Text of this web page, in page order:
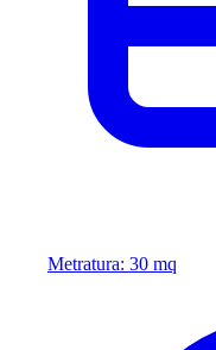
Metratura: 30 mq